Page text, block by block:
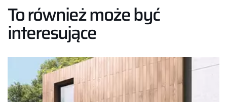
To również może być
interesujące